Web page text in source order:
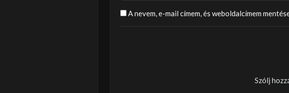
A nevem, e-mail címem, és weboldalcímem
Szólj